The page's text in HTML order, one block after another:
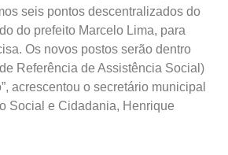
seis pontos descentralizados do
do prefeito Marcelo Lima, para
Os novos postos serão dentro
Referência de Assistência Social)
acrescentou o secretário municipal
Social e Cidadania, Henrique